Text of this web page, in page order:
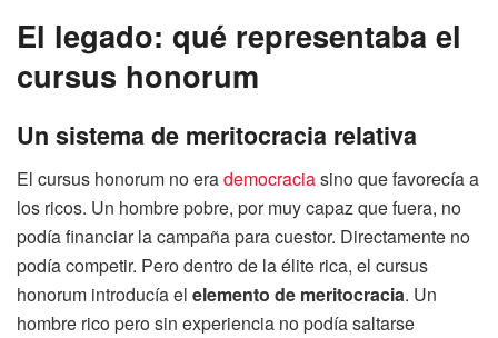
El legado: qué representaba el
cursus honorum
Un sistema de meritocracia relativa
El cursus honorum no erademocraciasino que favorecía a
los ricos. Un hombre pobre, por muy capaz que fuera, no
podía financiar la campaña para cuestor. Directamente no
podía competir. Pero dentro de la élite rica, el cursus
honorum introducía el elemento de meritocracia. Un
hombre rico pero sin experiencia no podía saltarse